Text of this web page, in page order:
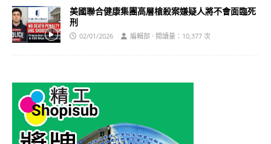
美國聯合健康集團高層槍殺案嫌疑人將不會面臨死
刑
02/01/2026 編輯部 · 閱讀量：10,377 次